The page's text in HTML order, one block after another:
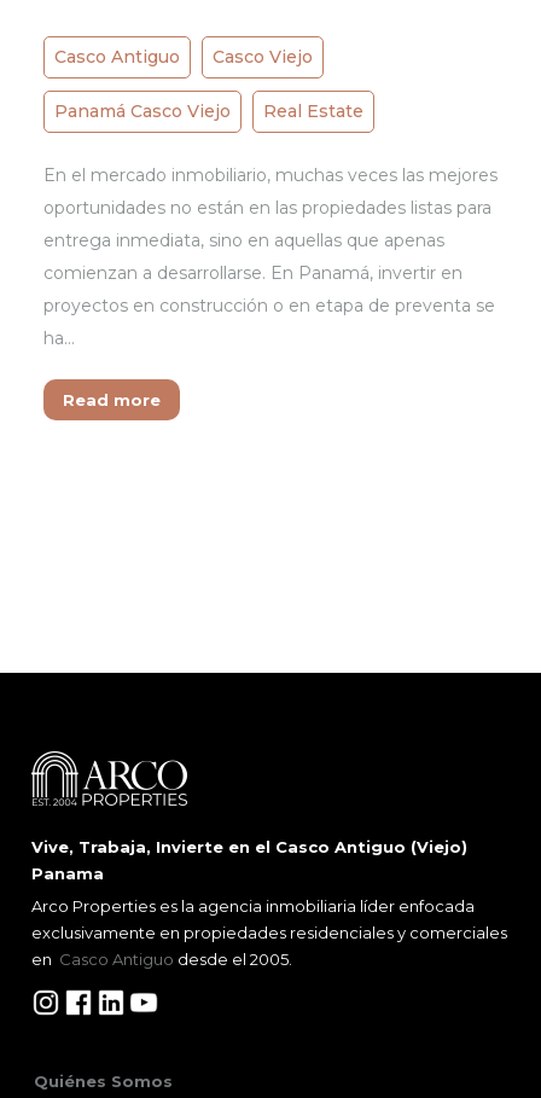
Casco Antiguo Casco Viejo
Panamá Casco Viejo Real Estate
En el mercado inmobiliario, muchas veces las mejores
oportunidades no están en las propiedades listas para
entrega inmediata, sino en aquellas que apenas
comienzan a desarrollarse. En Panamá, invertir en
proyectos en construcción o en etapa de preventa se
ha…
Read more
Vive, Trabaja, Invierte en el Casco Antiguo (Viejo)
Panama
Arco Properties es la agencia inmobiliaria líder enfocada
exclusivamente en propiedades residenciales y comerciales
en Casco Antiguo desde el 2005.
Quiénes Somos